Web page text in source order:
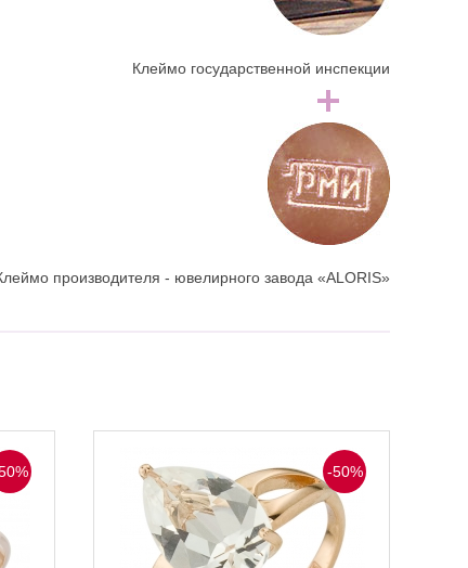
Клеймо государственной инспекции
производителя - ювелирного завода «ALORIS»
-50%